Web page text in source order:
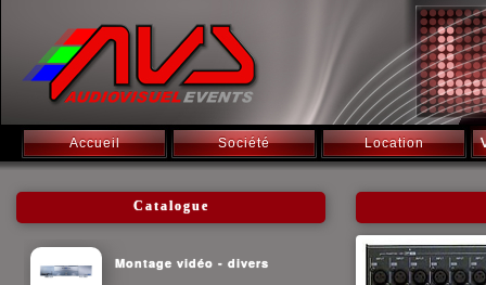
Accueil Société Location
Catalogue
Montage vidéo - divers